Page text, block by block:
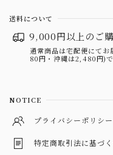
送料について
9,000円以上のご
通常商品は宅配便にて
80円・沖縄は2,480円)で
NOTICE
プライバシーポリシー
特定商取引法に基づ